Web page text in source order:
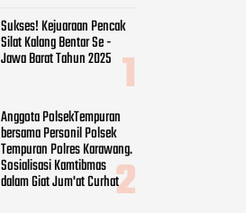
Polres Cianjur Bagikan Takjil
untuk Masyarakat dalam
Ramadhan Berkah Bersama
Patroli Ngabuburit, Polsek
Cisitu Monitoring Tempat
Berkumpul Masyarakat
Jelang Buka Puasa